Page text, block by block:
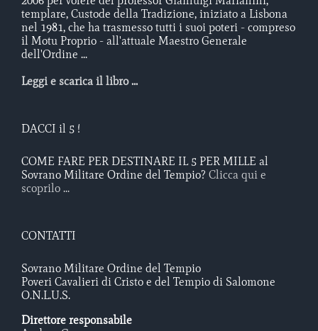
templare, Custode della Tradizione, iniziato a Lisbona
nel 1981, che ha trasmesso tutti i suoi poteri - compreso
il Motu Proprio - all'attuale Maestro Generale
dell'Ordine ...
Leggi e scarica il libro ...
DACCI il 5 !
COME FARE PER DESTINARE IL 5 PER MILLE al
Sovrano Militare Ordine del Tempio? Clicca qui e
scoprilo ...
CONTATTI
Sovrano Militare Ordine del Tempio
Poveri Cavalieri di Cristo e del Tempio di Salomone
O.N.L.U.S.
Direttore responsabile